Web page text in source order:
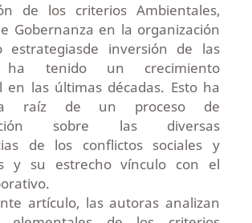
de los criterios Ambientales,
Gobernanza en la organización
estrategiasde inversión de las
ha tenido un crecimiento
en las últimas décadas. Esto ha
a raíz de un proceso de
sobre las diversas
de los conflictos sociales y
y su estrecho vínculo con el
artículo, las autoras analizan